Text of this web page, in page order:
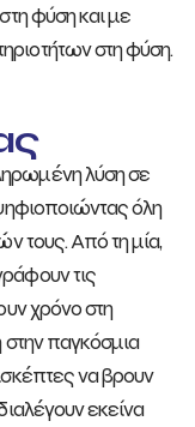
φύση και με
στη φύση.
λύση σε
όλη
τους. Από τη μία,
τις
χρόνο στη
στην παγκόσμια
να βρουν
εκείνα